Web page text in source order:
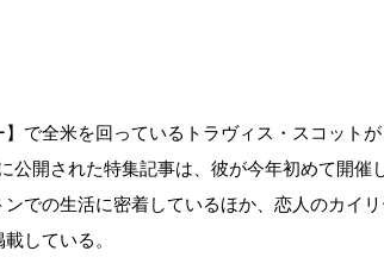
で全米を回っているトラヴィス・スコット
公開された特集記事は、彼が今年初めて開催
での生活に密着しているほか、恋人のカイ
している。